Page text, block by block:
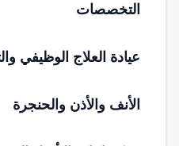
التخصصات
عيادة العلاج الوظيفي
الأنف والأذن والحنجرة